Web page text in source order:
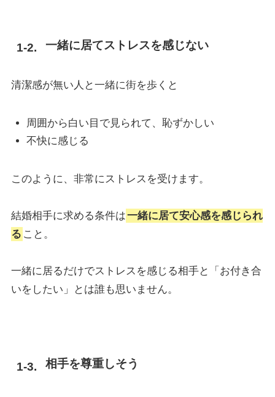
一緒に居てストレスを感じない
清潔感が無い人と一緒に街を歩くと
周囲から白い目で見られて、恥ずかしい
不快に感じる
このように、非常にストレスを受けます。
結婚相手に求める条件は一緒に居て安心感を感じられ
る こと。
一緒に居るだけでストレスを感じる相手と「お付き合
いをしたい」とは誰も思いません。
相手を尊重しそう